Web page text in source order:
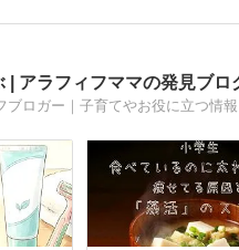
| アラフィフママの発見ブロ
ブロガー｜子育てやお役に立つ情